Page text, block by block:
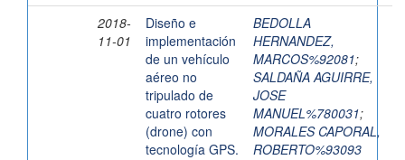
2018-
11-01
Diseño e
implementación
de un vehículo
aéreo no
tripulado de
cuatro rotores
(drone) con
tecnología GPS.
BEDOLLA
HERNANDEZ,
MARCOS%92081;
SALDAÑA AGUIRRE,
JOSE
MANUEL%780031;
MORALES CAPORAL,
ROBERTO%93093